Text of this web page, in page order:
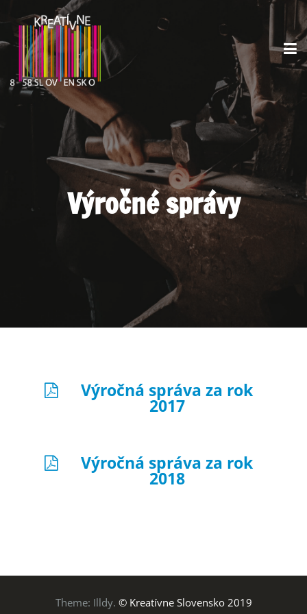
Výročné správy
Výročná správa za rok
2017
Výročná správa za rok
2018
Theme: Illdy. © Kreatívne Slovensko 2019